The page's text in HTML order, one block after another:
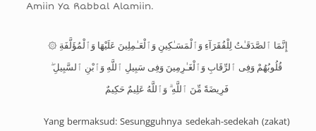
Amiin Ya Rabbal Alamiin.
۞ إِنَّمَا ٱلصَّدَقَـٰتُ لِلْفُقَرَآءِ وَٱلْمَسَـٰكِينِ وَٱلْعَـٰمِلِينَ عَلَيْهَا وَٱلْمُؤَلَّفَةِ
قُلُوبُهُمْ وَفِى ٱلرِّقَابِ وَٱلْغَـٰرِمِينَ وَفِى سَبِيلِ ٱللَّهِ وَٱبْنِ ٱلسَّبِيلِ ۖ
فَرِيضَةً مِّنَ ٱللَّهِ ۗ وَٱللَّهُ عَلِيمٌ حَكِيمٌ
Yang bermaksud: Sesungguhnya sedekah-sedekah (zakat)